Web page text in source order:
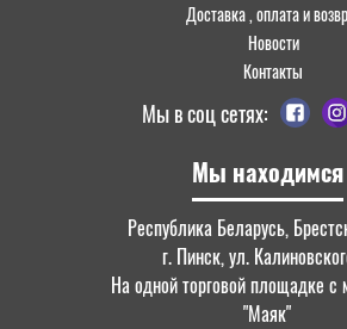
Мы находимся
Республика Беларусь,
г. Пинск, ул.
На одной торговой площадке с
"Маяк"
Доставка , оплата и
Новости
Контакты
Мы в соц сетях: